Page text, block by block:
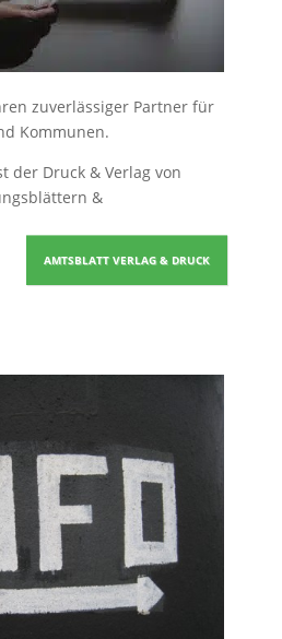
zuverlässiger Partner für
Kommunen.
der Druck & Verlag von
&
AMTSBLATT VERLAG & DRUCK